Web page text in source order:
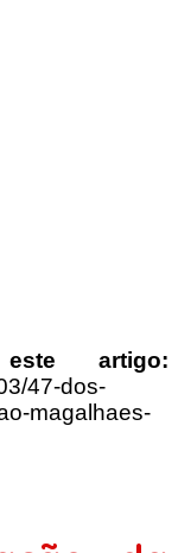
artigo:
47-dos-
magalhaes-